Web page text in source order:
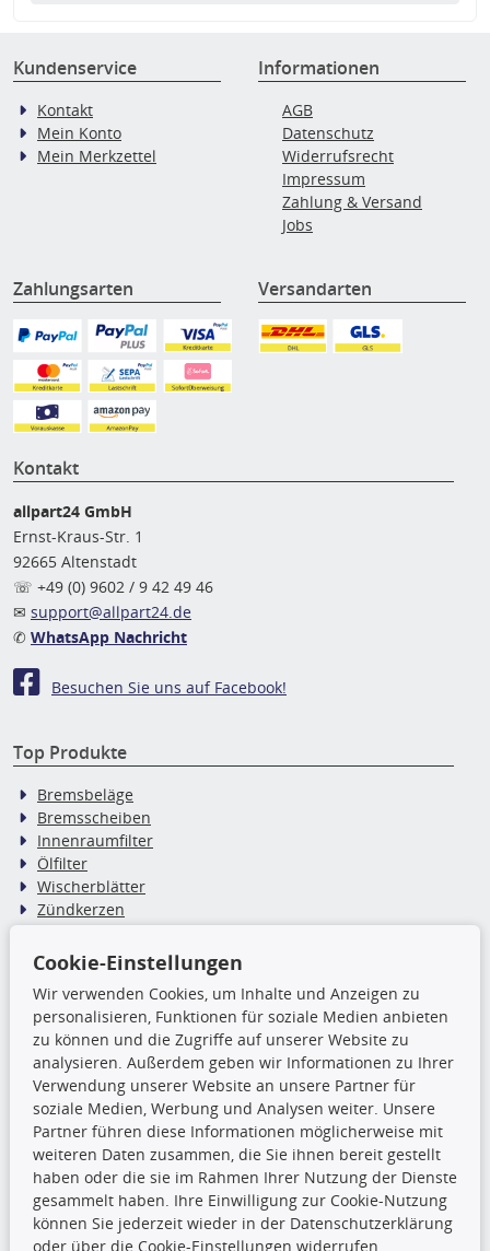
Kundenservice
Kontakt
Mein Konto
Mein Merkzettel
Informationen
AGB
Datenschutz
Widerrufsrecht
Impressum
Zahlung & Versand
Jobs
Zahlungsarten Versandarten
Kontakt
allpart24 GmbH
Ernst-Kraus-Str. 1
92665 Altenstadt
☏ +49 (0) 9602 / 9 42 49 46
✉ support@allpart24.de
✆ WhatsApp Nachricht
Besuchen Sie uns auf Facebook!
Top Produkte
Bremsbeläge
Bremsscheiben
Innenraumfilter
Ölfilter
Wischerblätter
Zündkerzen
TecDoc Inside
Die hier angezeigten Daten,
insbesondere die gesamte Datenbank,
dürfen nicht kopiert werden. Es ist zu
unterlassen, die Daten oder die gesamte Datenbank ohne
vorherige Zustimmung TecDocs zu vervielfältigen, zu
verbreiten und/oder diese Handlungen durch Dritte ausführen
zu lassen. Ein Zuwiderhandeln stellt eine
Urheberrechtsverletzung dar und wird verfolgt.
Ronny’s Newsletter
Cookie-Einstellungen
Wir verwenden Cookies, um Inhalte und Anzeigen zu
personalisieren, Funktionen für soziale Medien anbieten
zu können und die Zugriffe auf unserer Website zu
analysieren. Außerdem geben wir Informationen zu Ihrer
Verwendung unserer Website an unsere Partner für
soziale Medien, Werbung und Analysen weiter. Unsere
Partner führen diese Informationen möglicherweise mit
weiteren Daten zusammen, die Sie ihnen bereit gestellt
haben oder die sie im Rahmen Ihrer Nutzung der Dienste
gesammelt haben. Ihre Einwilligung zur Cookie-Nutzung
können Sie jederzeit wieder in der Datenschutzerklärung
oder über die Cookie-Einstellungen widerrufen.